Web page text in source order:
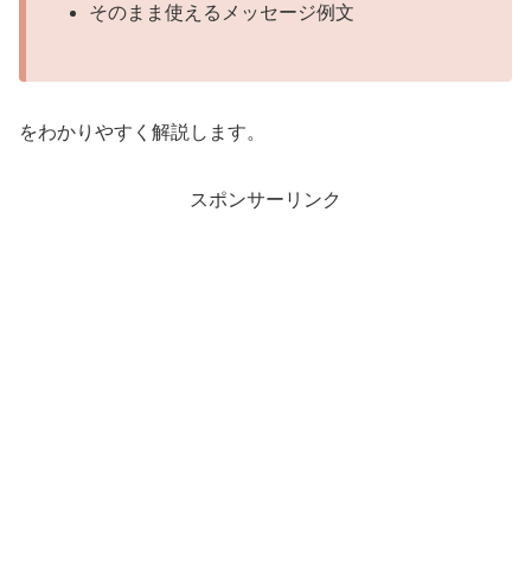
そのまま使えるメッセージ例文
をわかりやすく解説します。
スポンサーリンク